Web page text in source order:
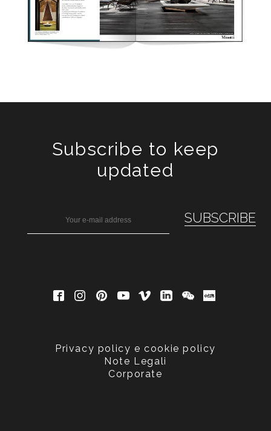
Subscribe to keep
updated
Privacy policy e cookie policy
Note Legali
Corporate